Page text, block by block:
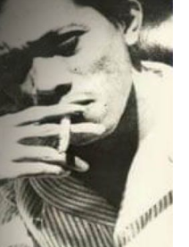
Subscribe